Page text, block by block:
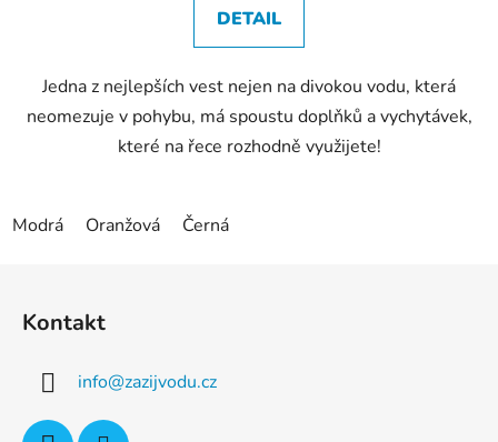
DETAIL
Jedna z nejlepších vest nejen na divokou vodu, která
neomezuje v pohybu, má spoustu doplňků a vychytávek,
které na řece rozhodně využijete!
Modrá Oranžová Černá
Kontakt
info@zazijvodu.cz